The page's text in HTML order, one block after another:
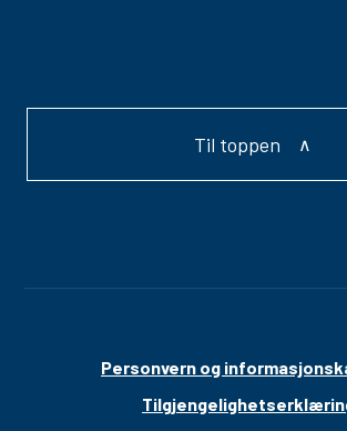
Til toppen
Personvern og